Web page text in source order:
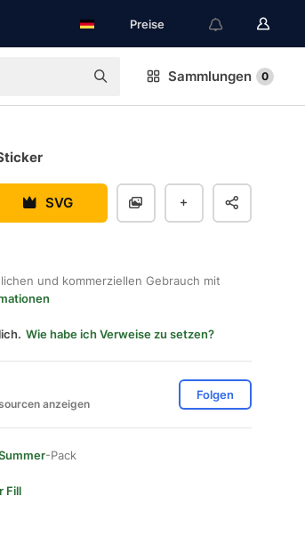
Preise
Sammlungen 0
SVG
und kommerziellen Gebrauch mit
Wie habe ich Verweise zu setzen?
anzeigen
Folgen
-Pack
Fill